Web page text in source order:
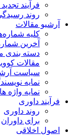
فرآیند تجدید
روند رسیدگی
آرشیو مقالات
کلیه
آخرین شماره
دسته بندی
مقالات کووید 19
سیاست آرشیو
نمایه
نمایه واژه
فرآیند داوری
روند داوری
برای داوران
اصول اخلاقی